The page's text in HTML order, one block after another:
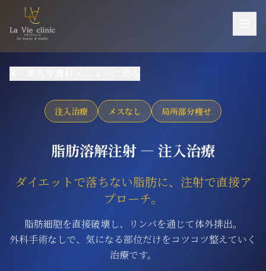
施術一覧
機器一覧
ご予約・お問い合わせ
アクセス
注入治療 メスなし 局所部分痩せ
脂肪溶解注射 ― 注入治療
ダイエットで落ちない脂肪に、注射で直接ア
プローチ。
脂肪細胞を直接破壊し、リンパを通じて体外排出。
外科手術なしで、気になる部位だけをコツコツ整えていく
治療です。